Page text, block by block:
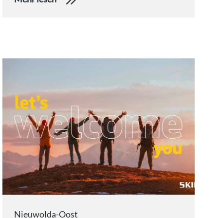
Nieuwolda-Oost